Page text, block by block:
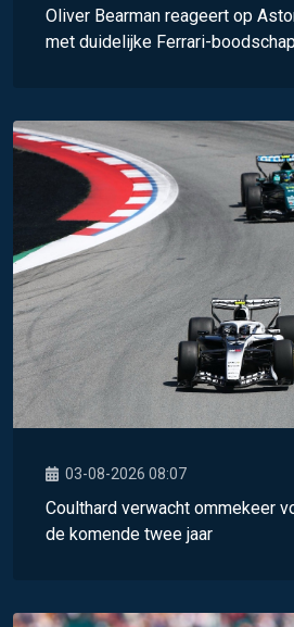
Oliver Bearman reageert op
met duidelijke Ferrari-
03-08-2026 08:07
Coulthard verwacht ommekeer
de komende twee jaar